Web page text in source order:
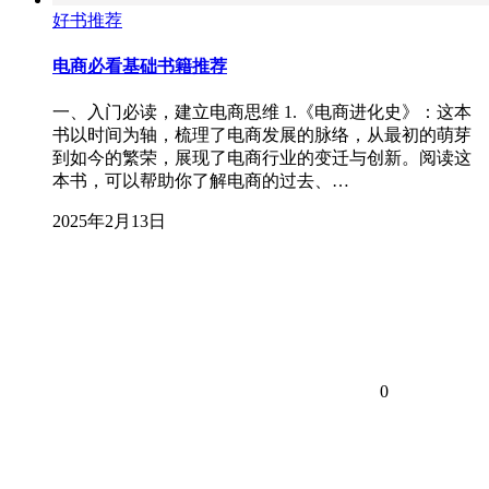
好书推荐
电商必看基础书籍推荐
一、入门必读，建立电商思维 1.《电商进化史》：这本
书以时间为轴，梳理了电商发展的脉络，从最初的萌芽
到如今的繁荣，展现了电商行业的变迁与创新。阅读这
本书，可以帮助你了解电商的过去、…
2025年2月13日
0